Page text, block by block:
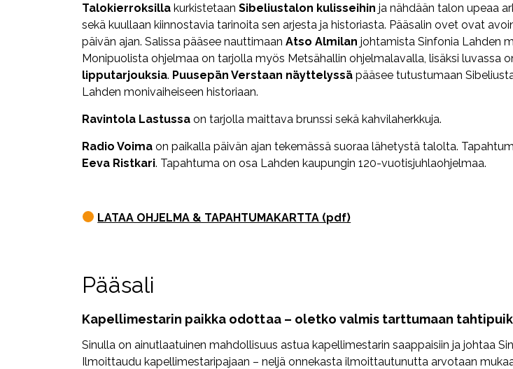
Talokierroksilla kurkistetaan Sibeliustalon kulisseihin ja nähdään talon upeaa
sekä kuullaan kiinnostavia tarinoita sen arjesta ja historiasta. Pääsalin ovet ovat
päivän ajan. Salissa pääsee nauttimaan Atso Almilan johtamista Sinfonia Lahden
Monipuolista ohjelmaa on tarjolla myös Metsähallin ohjelmalavalla, lisäksi luvassa
lipputarjouksia. Puusepän Verstaan näyttelyssä pääsee tutustumaan
Lahden monivaiheiseen historiaan.
Ravintola Lastussa on tarjolla maittava brunssi sekä kahvilaherkkuja.
Radio Voima on paikalla päivän ajan tekemässä suoraa lähetystä talolta.
Eeva Ristkari. Tapahtuma on osa Lahden kaupungin 120-vuotisjuhlaohjelmaa.
LATAA OHJELMA & TAPAHTUMAKARTTA (pdf)
Pääsali
Kapellimestarin paikka odottaa – oletko valmis tarttumaan
Sinulla on ainutlaatuinen mahdollisuus astua kapellimestarin saappaisiin ja johtaa
Ilmoittaudu kapellimestaripajaan – neljä onnekasta ilmoittautunutta arvotaan